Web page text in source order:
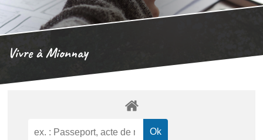
Vivre à Mionnay